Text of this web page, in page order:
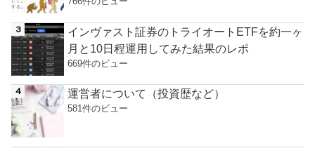
インヴァスト証券のトライオートETFを約一ヶ
月と10日程運用してみた結果のレポ
669件のビュー
運営者について（投資歴など）
581件のビュー